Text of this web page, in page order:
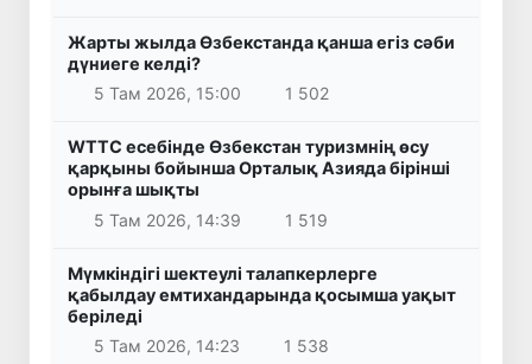
Жарты жылда Өзбекстанда қанша егіз сәби
дүниеге келді?
5 Там 2026, 15:00
1 502
WTTC есебінде Өзбекстан туризмнің өсу
қарқыны бойынша Орталық Азияда бірінші
орынға шықты
5 Там 2026, 14:39
1 519
Мүмкіндігі шектеулі талапкерлерге
қабылдау емтихандарында қосымша уақыт
беріледі
5 Там 2026, 14:23
1 538